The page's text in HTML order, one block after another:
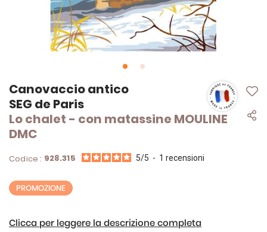
Canovaccio antico
SEG de Paris
Lo chalet - con matassine MOULINE
DMC
Codice : 928.315 5/5 - 1 recensioni
PROMOZIONE
Clicca per leggere la descrizione completa
Vai
all'inizio
della
galleria
di